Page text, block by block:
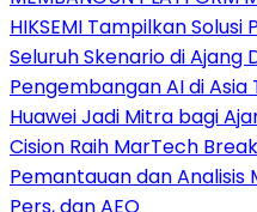
HIKSEMI Tampilkan
Seluruh Skenario di Ajang
Pengembangan AI di Asia
Huawei Jadi Mitra bagi
Cision Raih MarTech
Pemantauan dan Analisis
Pers, dan AEO